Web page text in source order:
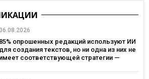
85% опрошенных редакций используют ИИ
для создания текстов, но ни одна из них не
имеет соответствующей стратегии —